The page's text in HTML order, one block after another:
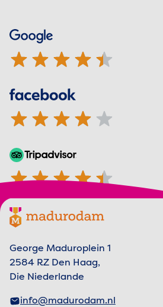
Bewertungen
Google
4.5 von 5 Sternen
Facebook
4.1 von 5 Sternen
TripAdvisor
4.5 von 5 Sternen
Footer menu
Madurodam-Logo, zur Homepage
George Maduroplein 1
2584 RZ Den Haag,
Die Niederlande
info@madurodam.nl